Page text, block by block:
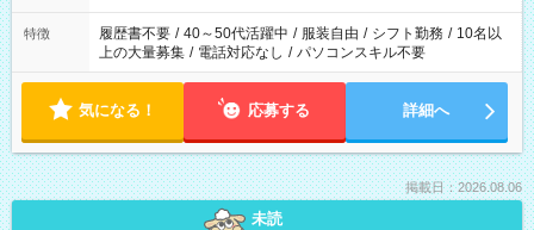
特徴 履歴書不要 / 40～50代活躍中 / 服装自由 / シフト勤務 / 10名以
上の大量募集 / 電話対応なし / パソコンスキル不要
気になる！ 応募する 詳細へ
掲載日：2026.08.06
未読